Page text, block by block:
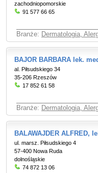
zachodniopomorskie
91 577 66 65
Branże: Dermatologia,
BAJOR BARBARA lek.
al. Piłsudskiego 34
35-206 Rzeszów
17 852 61 58
Branże: Dermatologia,
BALAWAJDER ALFRED,
ul. marsz. Piłsudskiego 4
57-400 Nowa Ruda
dolnośląskie
74 872 13 06